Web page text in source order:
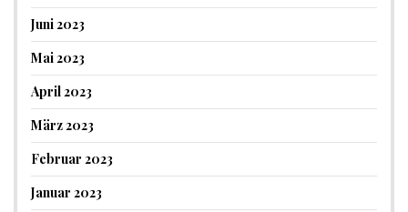
Juni 2023
Mai 2023
April 2023
März 2023
Februar 2023
Januar 2023